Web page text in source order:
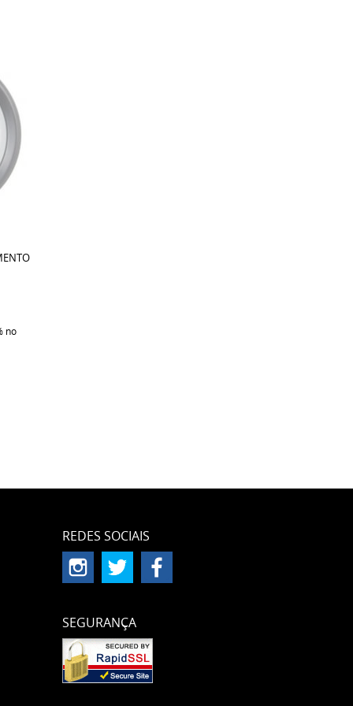
no
REDES SOCIAIS
SEGURANÇA